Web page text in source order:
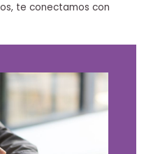
te conectamos con